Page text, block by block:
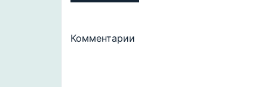
Комментарии